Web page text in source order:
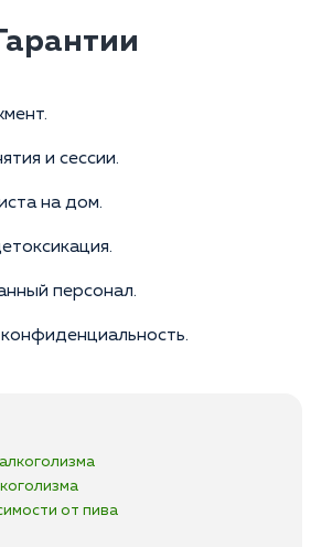
и сессии.
на дом.
персонал.
от пива